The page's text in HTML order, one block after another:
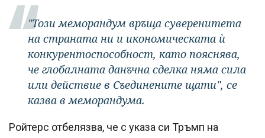
"Този меморандум връща суверенитета
на страната ни и икономическата ѝ
конкурентоспособност, като пояснява,
че глобалната данъчна сделка няма сила
или действие в Съединените щати", се
казва в меморандума.
Ройтерс отбелязва, че с указа си Тръмп на